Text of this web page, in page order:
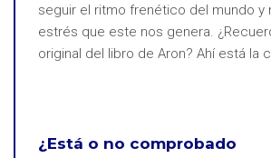
seguir el ritmo frenético del mundo y
estrés que este nos genera.
original del libro de Aron? Ahí está la
¿Está o no comprobado